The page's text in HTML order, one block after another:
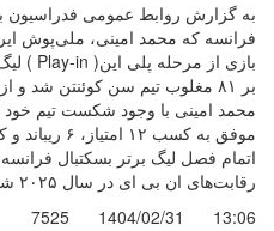
به گزارش روابط عمومی فدراسیون
فرانسه که محمد امینی، ملی‌پوش
بر ۸۱ مغلوب تیم سن کوئنتن شد و
محمد امینی با وجود شکست تیم
رقابت‌های ان بی ای در سال ۲۰۲۵ شرکت خواهد کرد.
13:06
1404/02/31
7525